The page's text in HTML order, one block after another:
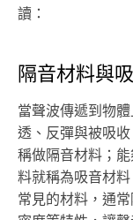
讀：
隔音材料與
當聲波傳遞到物
透、反彈與被吸
稱做隔音材料；
料就稱為吸音材
常見的材料，通